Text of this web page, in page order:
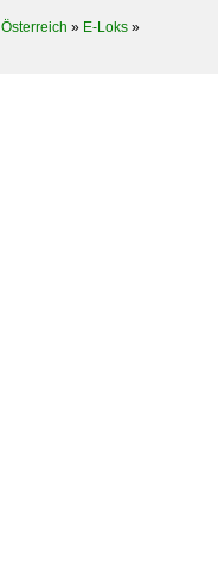
Österreich » E-Loks »